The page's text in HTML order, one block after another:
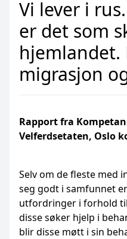
Vi lever i
er det som
hjemlandet.
migrasjon
Rapport fra
Velferdsetaten, Oslo
Selv om de fleste med
seg godt i samfunnet
utfordringer i forhold
disse søker hjelp i
blir disse møtt i sin